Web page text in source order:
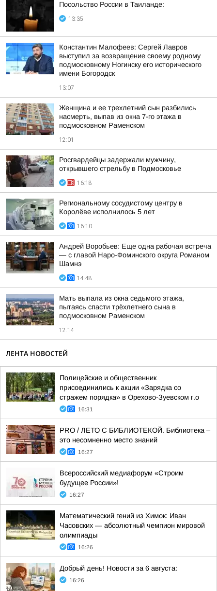
Посольство России в Таиланде:
13:35
Константин Малофеев: Сергей Лавров
выступил за возвращение своему родному
подмосковному Ногинску его исторического
имени Богородск
13:07
Женщина и ее трехлетний сын разбились
насмерть, выпав из окна 7-го этажа в
подмосковном Раменском
12:01
Росгвардейцы задержали мужчину,
открывшего стрельбу в Подмосковье
16:18
Региональному сосудистому центру в
Королёве исполнилось 5 лет
16:10
Андрей Воробьев: Еще одна рабочая встреча
— с главой Наро-Фоминского округа Романом
Шамнэ
14:48
Мать выпала из окна седьмого этажа,
пытаясь спасти трёхлетнего сына в
подмосковном Раменском
12:14
ЛЕНТА НОВОСТЕЙ
Полицейские и общественник
присоединились к акции «Зарядка со
стражем порядка» в Орехово-Зуевском г.о
16:31
PRO / ЛЕТО С БИБЛИОТЕКОЙ. Библиотека –
это несомненно место знаний
16:27
Всероссийский медиафорум «Строим
будущее России»!
16:27
Математический гений из Химок: Иван
Часовских — абсолютный чемпион мировой
олимпиады
16:26
Добрый день! Новости за 6 августа:
16:26